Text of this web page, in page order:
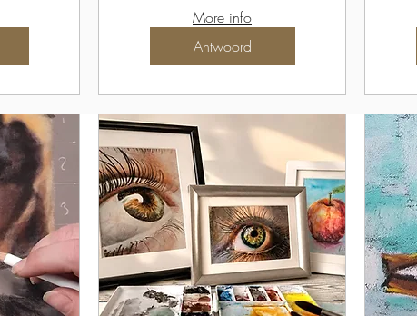
More info
Antwoord